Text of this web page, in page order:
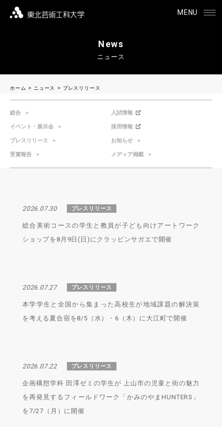
MENU
News
ニュース
ホーム ニュース プレスリリース
総合 入試情報
イベント・展示会 採用情報
プレスリリース お知らせ
受賞報告 メディア掲載
2026.07.30 プレスリリース
総合美術コースの学生と教員が子ども向けアートワーク
ショップを8月9日(日)にクラッピンサガエで開催
2026.07.27 プレスリリース
本学学生と全国から集まった高校生が地域課題の解決策
を考える夏合宿を8/5（水）・6（木）に大江町で開催
2026.07.22 プレスリリース
企画構想学科 田澤ゼミの学生が 上山市の児童と街の魅力
を再発見するフィールドワーク「かみのやまHUNTERS」
を7/27（月）に開催